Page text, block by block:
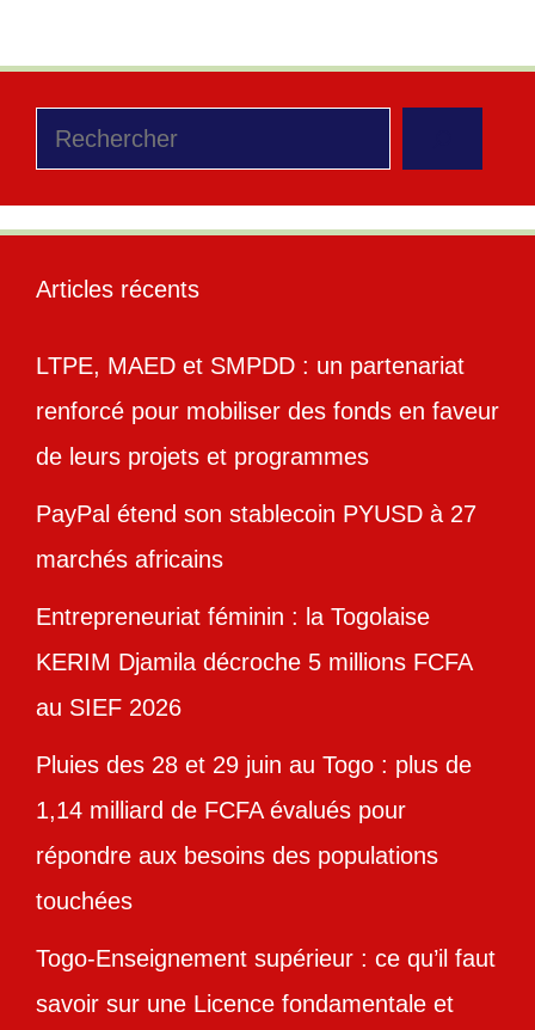
Rechercher
Articles récents
LTPE, MAED et SMPDD : un partenariat
renforcé pour mobiliser des fonds en faveur
de leurs projets et programmes
PayPal étend son stablecoin PYUSD à 27
marchés africains
Entrepreneuriat féminin : la Togolaise
KERIM Djamila décroche 5 millions FCFA
au SIEF 2026
Pluies des 28 et 29 juin au Togo : plus de
1,14 milliard de FCFA évalués pour
répondre aux besoins des populations
touchées
Togo-Enseignement supérieur : ce qu’il faut
savoir sur une Licence fondamentale et